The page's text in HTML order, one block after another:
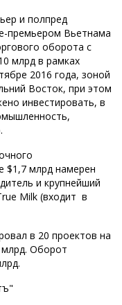
и полпред
премьером Вьетнама
оборота с
млрд в рамках
2016 года, зоной
Восток, при этом
инвестировать, в
$1,7 млрд намерен
и крупнейший
Milk (входит в
в 20 проектов на
Оборот